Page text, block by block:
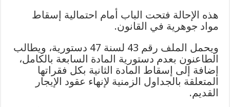
هذه الإحالة فتحت الباب أمام احتمالية إسقاط
مواد جوهرية في القانون.
ويحمل الملف رقم 43 لسنة 47 دستورية، ويطالب
الطاعنون بعدم دستورية المادة السابعة بالكامل،
إضافة إلى إسقاط المادة الثانية بكل فقراتها
المتعلقة بالجداول الزمنية لإنهاء عقود الإيجار
القديم.